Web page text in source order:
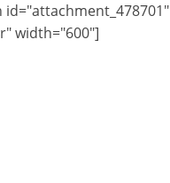
width="600"]